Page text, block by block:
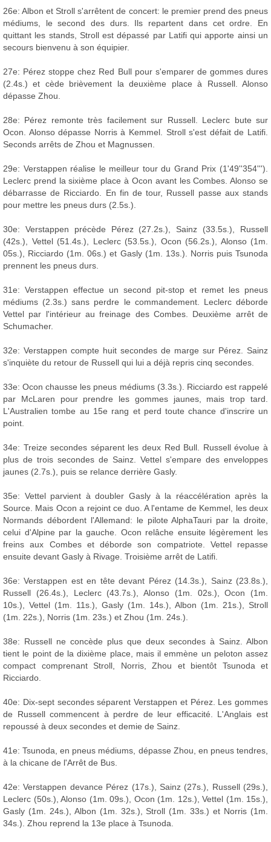
26e: Albon et Stroll s'arrêtent de concert: le premier prend des pneus
médiums, le second des durs. Ils repartent dans cet ordre. En
quittant les stands, Stroll est dépassé par Latifi qui apporte ainsi un
secours bienvenu à son équipier.
27e: Pérez stoppe chez Red Bull pour s'emparer de gommes dures
(2.4s.) et cède brièvement la deuxième place à Russell. Alonso
dépasse Zhou.
28e: Pérez remonte très facilement sur Russell. Leclerc bute sur
Ocon. Alonso dépasse Norris à Kemmel. Stroll s'est défait de Latifi.
Seconds arrêts de Zhou et Magnussen.
29e: Verstappen réalise le meilleur tour du Grand Prix (1'49''354''').
Leclerc prend la sixième place à Ocon avant les Combes. Alonso se
débarrasse de Ricciardo. En fin de tour, Russell passe aux stands
pour mettre les pneus durs (2.5s.).
30e: Verstappen précède Pérez (27.2s.), Sainz (33.5s.), Russell
(42s.), Vettel (51.4s.), Leclerc (53.5s.), Ocon (56.2s.), Alonso (1m.
05s.), Ricciardo (1m. 06s.) et Gasly (1m. 13s.). Norris puis Tsunoda
prennent les pneus durs.
31e: Verstappen effectue un second pit-stop et remet les pneus
médiums (2.3s.) sans perdre le commandement. Leclerc déborde
Vettel par l'intérieur au freinage des Combes. Deuxième arrêt de
Schumacher.
32e: Verstappen compte huit secondes de marge sur Pérez. Sainz
s'inquiète du retour de Russell qui lui a déjà repris cinq secondes.
33e: Ocon chausse les pneus médiums (3.3s.). Ricciardo est rappelé
par McLaren pour prendre les gommes jaunes, mais trop tard.
L'Australien tombe au 15e rang et perd toute chance d'inscrire un
point.
34e: Treize secondes séparent les deux Red Bull. Russell évolue à
plus de trois secondes de Sainz. Vettel s'empare des enveloppes
jaunes (2.7s.), puis se relance derrière Gasly.
35e: Vettel parvient à doubler Gasly à la réaccélération après la
Source. Mais Ocon a rejoint ce duo. A l'entame de Kemmel, les deux
Normands débordent l'Allemand: le pilote AlphaTauri par la droite,
celui d'Alpine par la gauche. Ocon relâche ensuite légèrement les
freins aux Combes et déborde son compatriote. Vettel repasse
ensuite devant Gasly à Rivage. Troisième arrêt de Latifi.
36e: Verstappen est en tête devant Pérez (14.3s.), Sainz (23.8s.),
Russell (26.4s.), Leclerc (43.7s.), Alonso (1m. 02s.), Ocon (1m.
10s.), Vettel (1m. 11s.), Gasly (1m. 14s.), Albon (1m. 21s.), Stroll
(1m. 22s.), Norris (1m. 23s.) et Zhou (1m. 24s.).
38e: Russell ne concède plus que deux secondes à Sainz. Albon
tient le point de la dixième place, mais il emmène un peloton assez
compact comprenant Stroll, Norris, Zhou et bientôt Tsunoda et
Ricciardo.
40e: Dix-sept secondes séparent Verstappen et Pérez. Les gommes
de Russell commencent à perdre de leur efficacité. L'Anglais est
repoussé à deux secondes et demie de Sainz.
41e: Tsunoda, en pneus médiums, dépasse Zhou, en pneus tendres,
à la chicane de l'Arrêt de Bus.
42e: Verstappen devance Pérez (17s.), Sainz (27s.), Russell (29s.),
Leclerc (50s.), Alonso (1m. 09s.), Ocon (1m. 12s.), Vettel (1m. 15s.),
Gasly (1m. 24s.), Albon (1m. 32s.), Stroll (1m. 33s.) et Norris (1m.
34s.). Zhou reprend la 13e place à Tsunoda.